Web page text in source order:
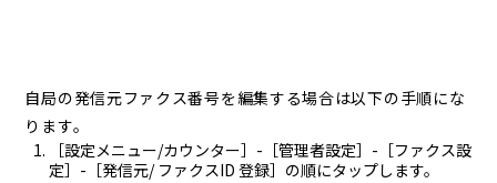
自局の発信元ファクス番号を編集する場合は以下の手順にな
ります。
［設定メニュー/カウンター］-［管理者設定］-［ファクス設
定］-［発信元/ ファクスID 登録］の順にタップします。